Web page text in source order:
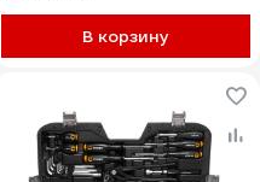
В корзину